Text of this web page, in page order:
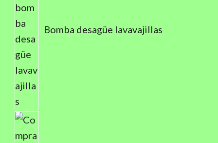
Bomba desagüe lavavajillas